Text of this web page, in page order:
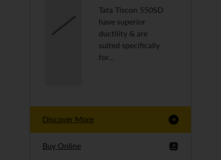
Tata Tiscon 550SD
have superior
ductility & are
suited specifically
for…
Discover More
Buy Online